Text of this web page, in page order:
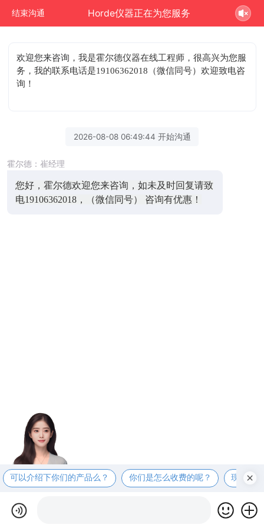
结束沟通 Horde仪器正在为您服务
欢迎您来咨询 ，我是霍尔德仪器在线工程师，很高兴为您服
务，我的联系电话是19106362018（微信同号）欢迎致电咨
询！
2026-08-08 06:49:44 开始沟通
霍尔德：崔经理
您好，霍尔德欢迎您来咨询，如未及时回复请致
电19106362018，（微信同号） 咨询有优惠！
可以介绍下你们的产品么？ 你们是怎么收费的呢？ 现在有